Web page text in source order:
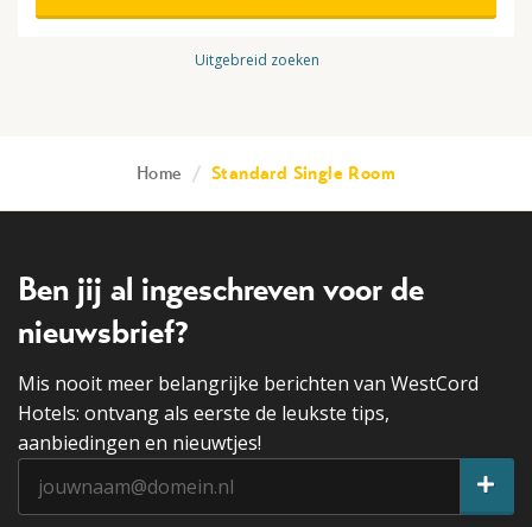
Uitgebreid zoeken
Home / Standard Single Room
Ben jij al ingeschreven voor de
nieuwsbrief?
Mis nooit meer belangrijke berichten van WestCord
Hotels: ontvang als eerste de leukste tips,
aanbiedingen en nieuwtjes!